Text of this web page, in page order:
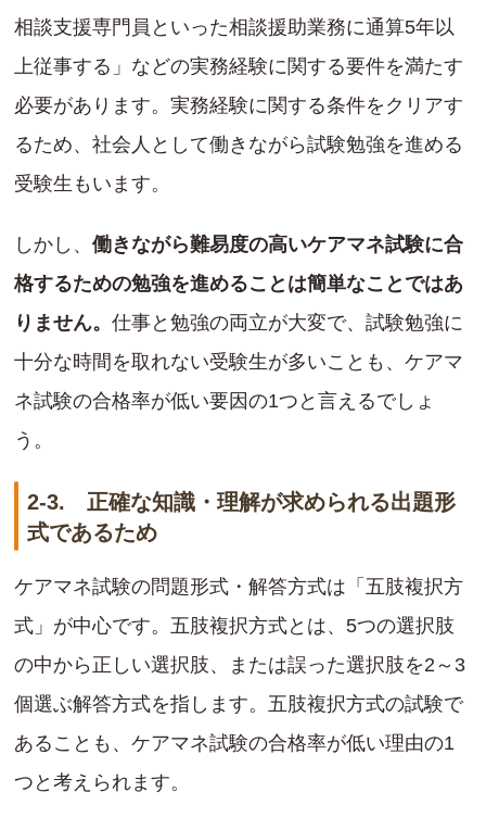
相談支援専門員といった相談援助業務に通算5年以
上従事する」などの実務経験に関する要件を満たす
必要があります。実務経験に関する条件をクリアす
るため、社会人として働きながら試験勉強を進める
受験生もいます。
しかし、 働きながら難易度の高いケアマネ試験に合
格するための勉強を進めることは簡単なことではあ
りません。 仕事と勉強の両立が大変で、試験勉強に
十分な時間を取れない受験生が多いことも、ケアマ
ネ試験の合格率が低い要因の1つと言えるでしょ
う。
2-3. 正確な知識・理解が求められる出題形
式であるため
ケアマネ試験の問題形式・解答方式は「五肢複択方
式」が中心です。五肢複択方式とは、5つの選択肢
の中から正しい選択肢、または誤った選択肢を2～3
個選ぶ解答方式を指します。五肢複択方式の試験で
あることも、ケアマネ試験の合格率が低い理由の1
つと考えられます。